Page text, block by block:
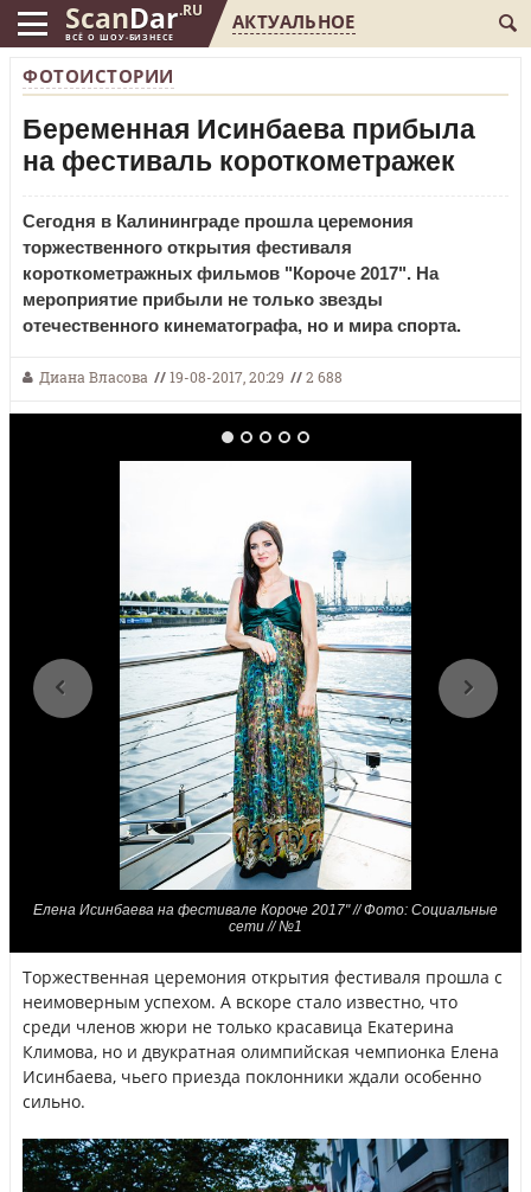
ScanDar.RU
ВСЁ О ШОУ-БИЗНЕСЕ
АКТУАЛЬНОЕ
ФОТОИСТОРИИ
Беременная Исинбаева прибыла
на фестиваль короткометражек
Сегодня в Калининграде прошла церемония
торжественного открытия фестиваля
короткометражных фильмов "Короче 2017". На
мероприятие прибыли не только звезды
отечественного кинематографа, но и мира спорта.
Диана Власова //19-08-2017, 20:29 //2 688
Елена Исинбаева на фестивале Короче 2017" // Фото: Социальные
сети // №1
Торжественная церемония открытия фестиваля прошла с
неимоверным успехом. А вскоре стало известно, что
среди членов жюри не только красавица Екатерина
Климова, но и двукратная олимпийская чемпионка Елена
Исинбаева, чьего приезда поклонники ждали особенно
сильно.